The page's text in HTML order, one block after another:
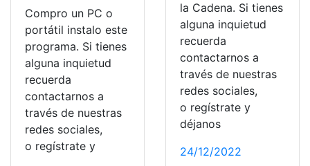
Compro un PC o
portátil instalo este
programa. Si tienes
alguna inquietud
recuerda
contactarnos a
través de nuestras
redes sociales,
o regístrate y
la Cadena. Si tienes
alguna inquietud
recuerda
contactarnos a
través de nuestras
redes sociales,
o regístrate y
déjanos
24/12/2022